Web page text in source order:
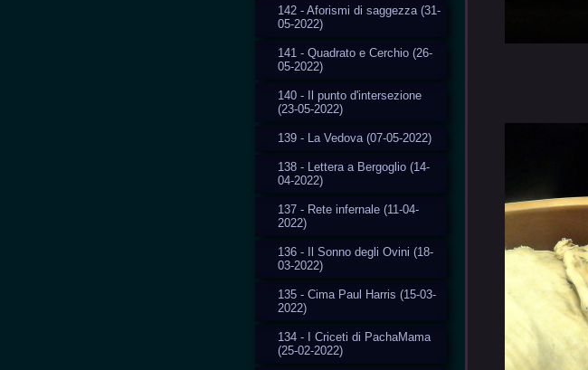
142 - Aforismi di saggezza (31-
05-2022)
141 - Quadrato e Cerchio (26-
05-2022)
140 - Il punto d'intersezione
(23-05-2022)
139 - La Vedova (07-05-2022)
138 - Lettera a Bergoglio (14-
04-2022)
137 - Rete infernale (11-04-
2022)
136 - Il Sonno degli Ovini (18-
03-2022)
135 - Cima Paul Harris (15-03-
2022)
134 - I Criceti di PachaMama
(25-02-2022)